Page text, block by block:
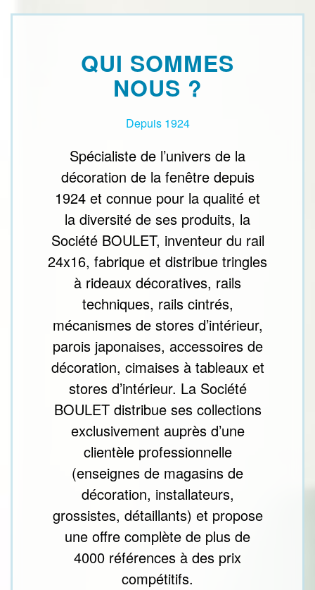
QUI SOMMES
NOUS ?
Depuis 1924
Spécialiste de l’univers de la
décoration de la fenêtre depuis
1924 et connue pour la qualité et
la diversité de ses produits, la
Société BOULET, inventeur du rail
24x16, fabrique et distribue tringles
à rideaux décoratives, rails
techniques, rails cintrés,
mécanismes de stores d’intérieur,
parois japonaises, accessoires de
décoration, cimaises à tableaux et
stores d’intérieur. La Société
BOULET distribue ses collections
exclusivement auprès d’une
clientèle professionnelle
(enseignes de magasins de
décoration, installateurs,
grossistes, détaillants) et propose
une offre complète de plus de
4000 références à des prix
compétitifs.